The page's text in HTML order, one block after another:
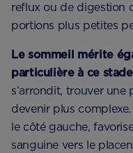
reflux ou de digestion
portions plus petites
Le sommeil mérite
particulière à ce stade
s’arrondit, trouver
devenir plus
le côté gauche,
sanguine vers le